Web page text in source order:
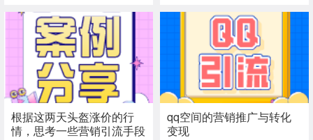
根据这两天头盔涨价的行
情，思考一些营销引流手段
qq空间的营销推广与转化
变现